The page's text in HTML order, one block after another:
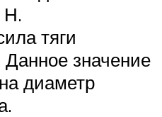
Н.
тяги
значение
диаметр